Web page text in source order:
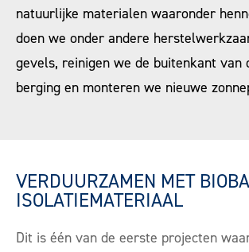
natuurlijke materialen waaronder
doen we onder andere
gevels, reinigen we de buitenkant van
berging en monteren we nieuwe
VERDUURZAMEN MET
ISOLATIEMATERIAAL
Dit is één van de eerste projecten